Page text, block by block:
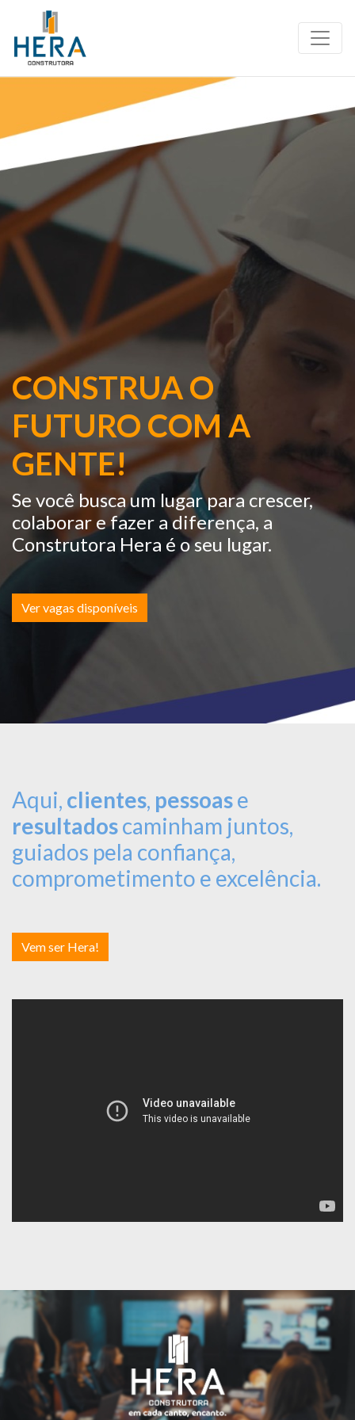
CONSTRUA O
FUTURO COM A
GENTE!
Se você busca um lugar para crescer,
colaborar e fazer a diferença, a
Construtora Hera é o seu lugar.
Ver vagas disponíveis
Aqui, clientes, pessoase
resultadoscaminham juntos,
guiados pela confiança,
comprometimento e excelência.
Vem ser Hera!